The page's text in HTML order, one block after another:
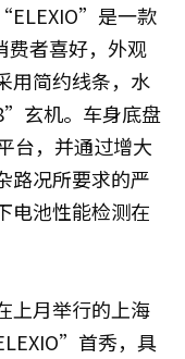
是一款
费者喜好，外观
用简约线条，水
玄机。车身底盘
台，并通过增大
路况所要求的严
电池性能检测在
上月举行的上海
首秀，具